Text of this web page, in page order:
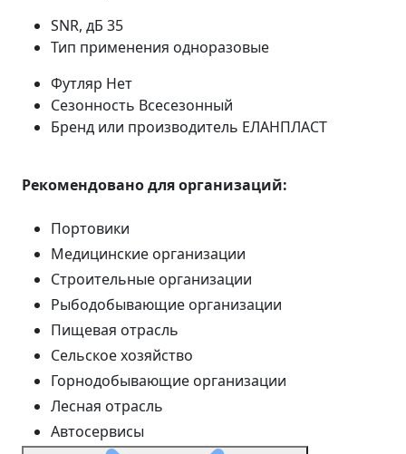
SNR, дБ 35
Тип применения одноразовые
Футляр Нет
Сезонность Всесезонный
Бренд или производитель ЕЛАНПЛАСТ
Рекомендовано для организаций:
Портовики
Медицинские организации
Строительные организации
Рыбодобывающие организации
Пищевая отрасль
Сельское хозяйство
Горнодобывающие организации
Лесная отрасль
Автосервисы